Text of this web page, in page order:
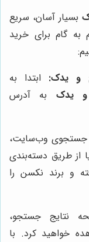
بسیار آسان، سریع
گام برای خرید
و یدک: ابتدا به
و یدک به آدرس
وب‌سایت،
از طریق دسته‌بندی
و برند نکسن را
نتایج جستجو،
خواهید کرد. با